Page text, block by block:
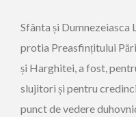
Sfânta și Dumnezeiasca
protia Preasfințitului
și Harghitei, a fost,
slujitori și pentru
punct de vedere